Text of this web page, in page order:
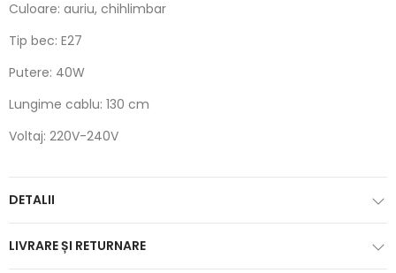
Culoare: auriu, chihlimbar
Tip bec: E27
Putere: 40W
Lungime cablu: 130 cm
Voltaj: 220V-240V
DETALII
LIVRARE ȘI RETURNARE